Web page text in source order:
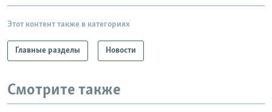
Этот контент также в категориях
Главные разделы Новости
Смотрите также